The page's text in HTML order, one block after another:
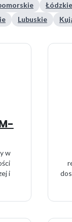
Łódzkie
Lubuskie
w
i